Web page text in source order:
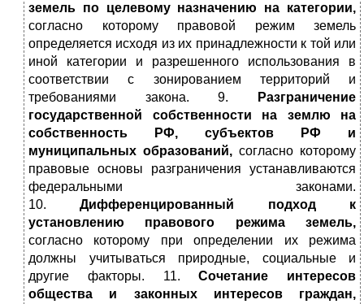
земель по целевому назначению на категории,
согласно которому правовой режим земель
определяется исходя из их принадлежности к той или
иной категории и разрешенного использования в
соответствии с зонированием территорий и
требованиями закона. 9.
Разграничение
государственной собственности на землю на
собственность РФ, субъектов РФ и
муниципальных образований, согласно которому
правовые основы разграничения устанавливаются
федеральными законами.
10.Дифференцированный подход к
установлению правового режима земель,
согласно которому при определении их режима
должны учитываться природные, социальные и
другие факторы. 11.Сочетание интересов
общества и законных интересов граждан,